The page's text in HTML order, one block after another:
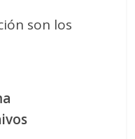
son los